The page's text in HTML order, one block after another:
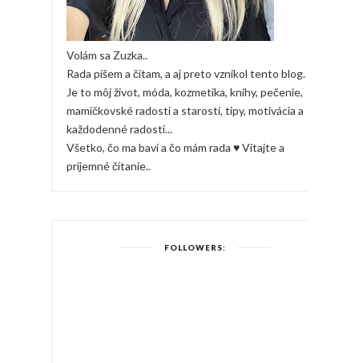
Volám sa Zuzka..
Rada píšem a čítam, a aj preto vznikol tento blog.
Je to môj život, móda, kozmetika, knihy, pečenie,
mamičkovské radosti a starosti, tipy, motivácia a
každodenné radosti...
Všetko, čo ma baví a čo mám rada ♥ Vitajte a
príjemné čítanie..
FOLLOWERS: